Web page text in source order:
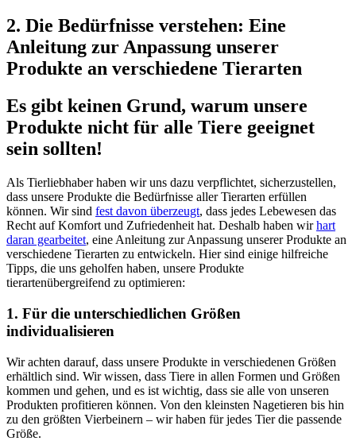
2. Die Bedürfnisse ⁣verstehen: Eine
Anleitung zur Anpassung unserer
Produkte an verschiedene Tierarten
Es gibt keinen Grund, warum unsere ​
Produkte nicht für alle Tiere geeignet
sein sollten!
Als Tierliebhaber haben wir uns dazu verpflichtet, sicherzustellen,
dass unsere‍ Produkte die Bedürfnisse aller Tierarten erfüllen
können. Wir sind fest davon überzeugt, dass jedes Lebewesen das
Recht auf Komfort und Zufriedenheit ​hat. Deshalb haben wirhart
daran gearbeitet, eine Anleitung zur Anpassung unserer⁣ Produkte an
verschiedene Tierarten zu entwickeln. Hier sind einige hilfreiche
Tipps, die uns geholfen haben, unsere Produkte
tierartenübergreifend ​zu ​optimieren:
1. Für die unterschiedlichen ‌Größen
individualisieren
Wir achten darauf,⁢ dass unsere Produkte in verschiedenen Größen⁢
erhältlich ​sind. Wir ‌wissen, dass Tiere in allen Formen und Größen
kommen und gehen, und es ist wichtig, dass‌ sie alle von unseren
Produkten profitieren können.‌ Von den kleinsten Nagetieren bis hin
zu den größten Vierbeinern – wir haben für jedes⁣ Tier die passende
Größe.